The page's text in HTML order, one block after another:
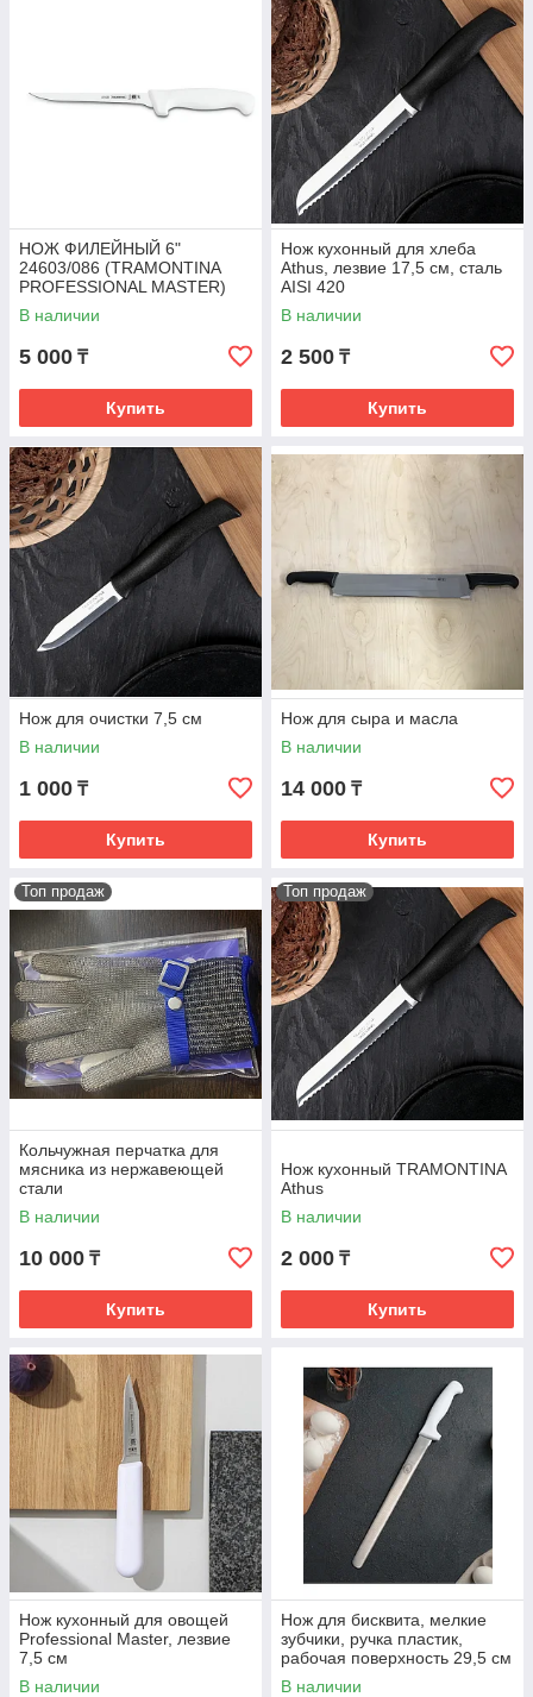
НОЖ ФИЛЕЙНЫЙ 6"
24603/086 (TRAMONTINA
PROFESSIONAL MASTER)
В наличии
5 000 ₸
Купить
Нож кухонный для хлеба
Athus, лезвие 17,5 см, сталь
AISI 420
В наличии
2 500 ₸
Купить
Нож для очистки 7,5 см
В наличии
1 000 ₸
Купить
Нож для сыра и масла
В наличии
14 000 ₸
Купить
Топ продаж
Кольчужная перчатка для
мясника из нержавеющей
стали
В наличии
10 000 ₸
Купить
Топ продаж
Нож кухонный TRAMONTINA
Athus
В наличии
2 000 ₸
Купить
Нож кухонный для овощей
Professional Master, лезвие
7,5 см
В наличии
Нож для бисквита, мелкие
зубчики, ручка пластик,
рабочая поверхность 29,5 см
(12"), толщина лезвия 1,9 мм
В наличии